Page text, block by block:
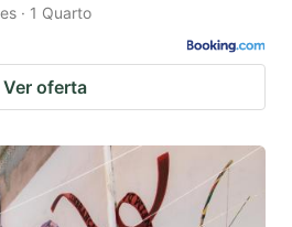
· 1 Quarto
Ver oferta